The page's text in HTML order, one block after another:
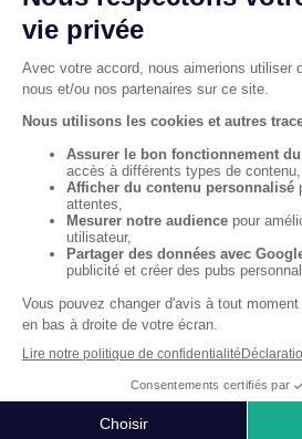
Pour quels produits ?
Initialement, le ticket-
utilisé que pour des produits
directement consommables, à
toute denrée nécessitant une
culinaire préalable.
Mais, afin desoutenir le
salariés, uneloi du 16 août
salariés à utiliser les titres-
en tout ou partie le prix de tout
alimentaire, qu’il soit ou non
consommable, acheté auprès
habilitée à accepter ces titres.